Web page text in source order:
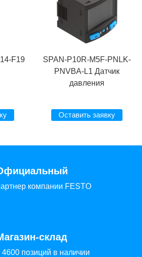
F19
SPAN-P10R-M5F-PNLK-
PNVBA-L1 Датчик
давления
Оставить заявку
компании FESTO
склад
4600 позиций в наличии